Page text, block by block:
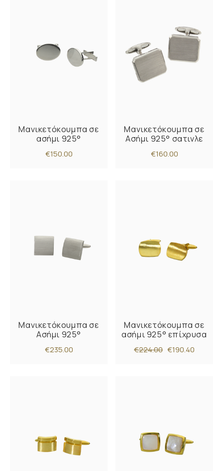
Μανικετόκουμπα σε
ασήμι 925°
€150.00
Μανικετόκουμπα σε
Ασήμι 925° σατινλε
€160.00
Μανικετόκουμπα σε
Ασήμι 925°
€235.00
Μανικετόκουμπα σε
ασήμι 925° επίχρυσα
€224.00 €190.40